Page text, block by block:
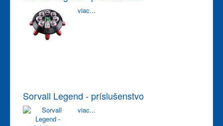
viac...
Sorvall Legend - príslušenstvo
viac...